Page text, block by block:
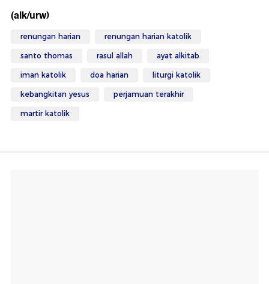
(alk/urw)
renungan harian renungan harian katolik
santo thomas rasul allah ayat alkitab
iman katolik doa harian liturgi katolik
kebangkitan yesus perjamuan terakhir
martir katolik